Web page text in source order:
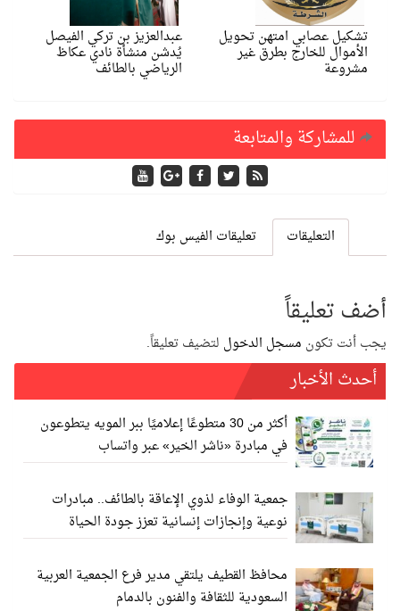
عبدالعزيز بن تركي الفيصل
يُدشن منشأة نادي عكاظ
الرياضي بالطائف
تشكيل عصابي امتهن تحويل
الأموال للخارج بطرق غير
مشروعة
للمشاركة والمتابعة
التعليقات تعليقات الفيس بوك
أضف تعليقاً
يجب أنت تكون مسجل الدخول لتضيف تعليقاً.
أحدث الأخبار
أكثر من 30 متطوعًا إعلاميًا ببر المويه يتطوعون
في مبادرة «ناشر الخير» عبر واتساب
جمعية الوفاء لذوي الإعاقة بالطائف.. مبادرات
نوعية وإنجازات إنسانية تعزز جودة الحياة
محافظ القطيف يلتقي مدير فرع الجمعية العربية
السعودية للثقافة والفنون بالدمام